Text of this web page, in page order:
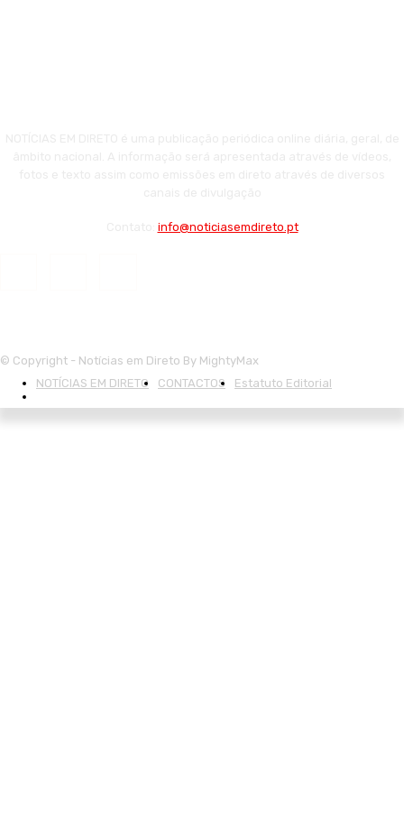
info@noticiasemdireto.pt
© Copyright - Notícias em Direto By MightyMax
NOTÍCIAS EM DIRETO
CONTACTOS
Estatuto Editorial